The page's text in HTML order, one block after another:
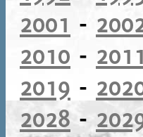
2001 -
2010 - 2011
2019 -
2028-